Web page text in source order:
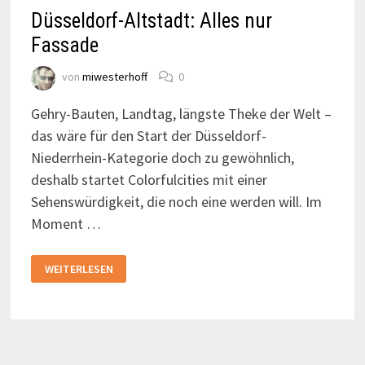
Düsseldorf-Altstadt: Alles nur
Fassade
von miwesterhoff 0
Gehry-Bauten, Landtag, längste Theke der Welt –
das wäre für den Start der Düsseldorf-
Niederrhein-Kategorie doch zu gewöhnlich,
deshalb startet Colorfulcities mit einer
Sehenswürdigkeit, die noch eine werden will. Im
Moment …
ALTSTADT:
ALLES
WEITERLESEN